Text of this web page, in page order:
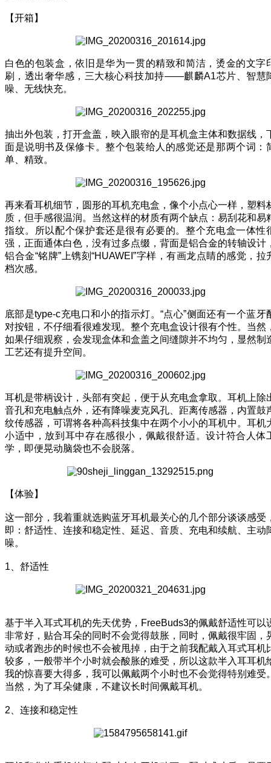
【开箱】
白色的包装盒，依旧是华为一贯的精致和简洁，烫金的文字
刷，透出奢华感，三大核心科技加持——麒麟A1芯片、智慧
噪、无线快充。
抽出外包装，打开盒盖，映入眼帘的是耳机盒主体和数据线，
面是说明书及保修卡。整个包装给人的感觉还是那两个词：
单、精致。
再来看耳机细节，圆形的耳机充电盒，像个小点心一样，塑料
质，但手感很温润。当然这样的材质有两个缺点：易刮花和易
指纹。所以配个保护套还是很有必要的。整个充电盒一体性
强，正面通体白色，没有过多点缀，背面是铝合金的转轴设计
铝合金“铭牌”上镌刻“HUAWEI”字样，有画龙点睛的感觉，拉
档次感。
底部是type-c充电口和小的指示灯。“点心”侧面还有一个蓝牙
对按钮，不仔细看很难发现。整个充电盒设计很有个性。当然
如果仔细观察，会发现盒体和盒盖之间缝隙并不均匀，显然制
工艺还有提升空间。
耳机是带柄设计，头部有突起，便于从充电盒拿取。耳机上除
音孔和充电触点外，还有降噪麦克风孔、距离传感器，内置鼓
纹传感器，可谓将各种高科技集中在两个小小的耳机中。耳机
小适中，放到耳中存在感很小，佩戴很舒适。设计符合人体
学，即便晃动脑袋也不会脱落。
【体验】
这一部分，我着重就选购蓝牙耳机最关心的几个部分谈谈感受
即：舒适性、连接和稳定性、延迟、音质、充电和续航、主动
噪。
1、舒适性
基于半入耳式耳机的先天优势，FreeBuds3的佩戴舒适性可以
非常好，贴合耳朵的同时不会觉得鼓胀，同时，佩戴很牢固，
动或者跑步的时候也不会被甩掉，由于之前我配戴入耳式耳机
较多，一般带半个小时就会酸胀的难受，所以这款半入耳耳机
我的惊喜要大得多，我可以佩戴两个小时也不会觉得特别难受
当然，为了耳朵健康，不建议长时间佩戴耳机。
2、连接和稳定性